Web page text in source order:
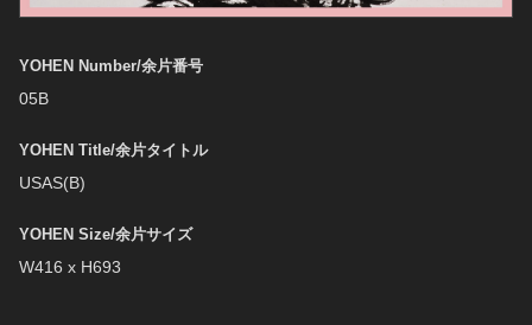
YOHEN Number/余片番号
05B
YOHEN Title/余片タイトル
USAS(B)
YOHEN Size/余片サイズ
W416 x H693